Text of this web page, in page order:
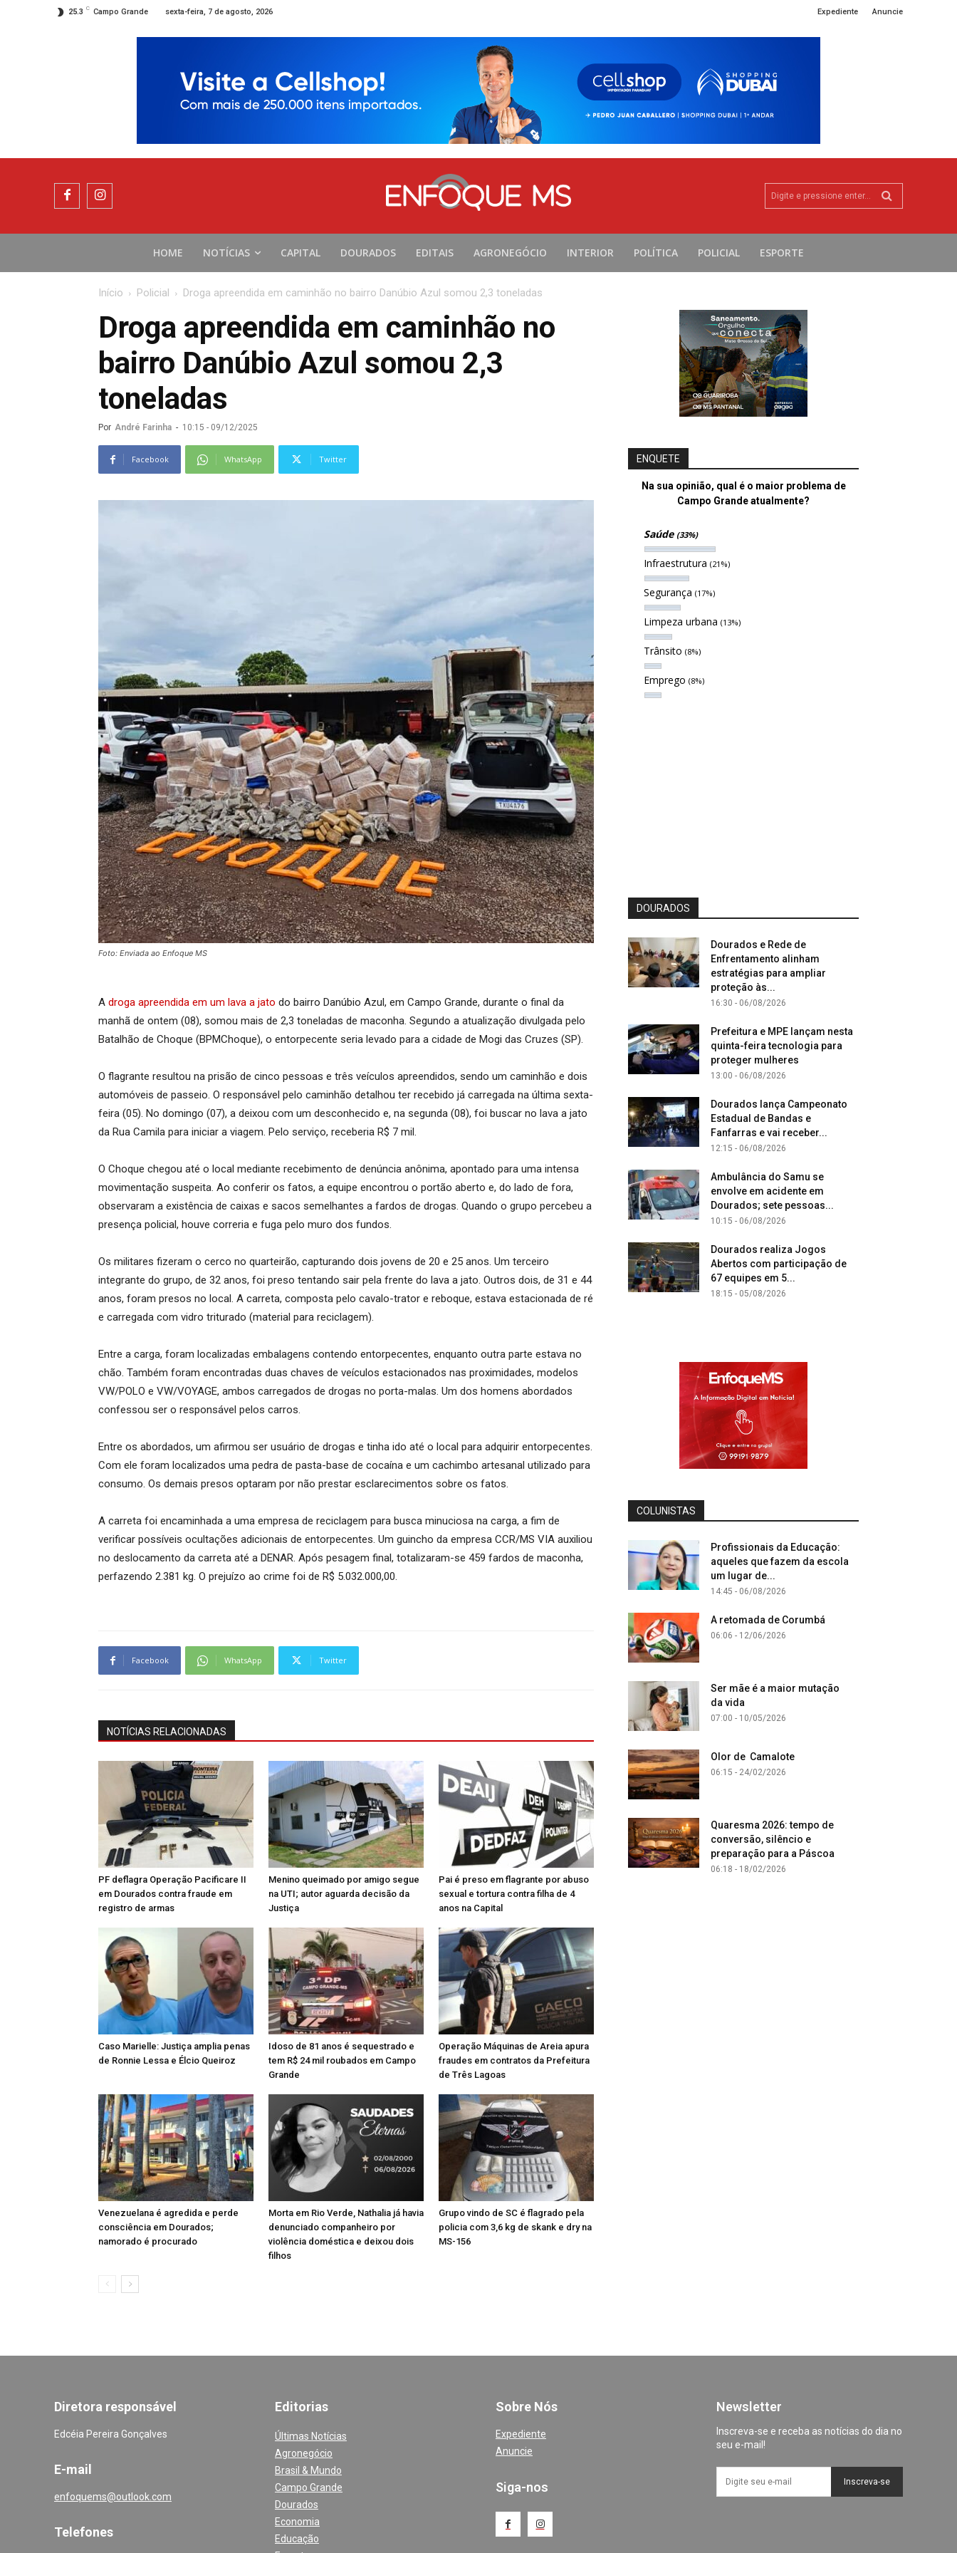
25.3 C Campo Grande sexta-feira, 7 de agosto, 2026 Expediente Anuncie
Digite e pressione enter...
HOME NOTÍCIAS CAPITAL DOURADOS EDITAIS AGRONEGÓCIO INTERIOR POLÍTICA POLICIAL ESPORTE
Início Policial Droga apreendida em caminhão no bairro Danúbio Azul somou 2,3 toneladas
Droga apreendida em caminhão no
bairro Danúbio Azul somou 2,3
toneladas
Por André Farinha - 10:15 - 09/12/2025
Facebook WhatsApp Twitter
Foto: Enviada ao Enfoque MS
A droga apreendida em um lava a jato do bairro Danúbio Azul, em Campo Grande, durante o final da
manhã de ontem (08), somou mais de 2,3 toneladas de maconha. Segundo a atualização divulgada pelo
Batalhão de Choque (BPMChoque), o entorpecente seria levado para a cidade de Mogi das Cruzes (SP).
O flagrante resultou na prisão de cinco pessoas e três veículos apreendidos, sendo um caminhão e dois
automóveis de passeio. O responsável pelo caminhão detalhou ter recebido já carregada na última sexta-
feira (05). No domingo (07), a deixou com um desconhecido e, na segunda (08), foi buscar no lava a jato
da Rua Camila para iniciar a viagem. Pelo serviço, receberia R$ 7 mil.
O Choque chegou até o local mediante recebimento de denúncia anônima, apontado para uma intensa
movimentação suspeita. Ao conferir os fatos, a equipe encontrou o portão aberto e, do lado de fora,
observaram a existência de caixas e sacos semelhantes a fardos de drogas. Quando o grupo percebeu a
presença policial, houve correria e fuga pelo muro dos fundos.
Os militares fizeram o cerco no quarteirão, capturando dois jovens de 20 e 25 anos. Um terceiro
integrante do grupo, de 32 anos, foi preso tentando sair pela frente do lava a jato. Outros dois, de 31 e 44
anos, foram presos no local. A carreta, composta pelo cavalo-trator e reboque, estava estacionada de ré
e carregada com vidro triturado (material para reciclagem).
Entre a carga, foram localizadas embalagens contendo entorpecentes, enquanto outra parte estava no
chão. Também foram encontradas duas chaves de veículos estacionados nas proximidades, modelos
VW/POLO e VW/VOYAGE, ambos carregados de drogas no porta-malas. Um dos homens abordados
confessou ser o responsável pelos carros.
Entre os abordados, um afirmou ser usuário de drogas e tinha ido até o local para adquirir entorpecentes.
Com ele foram localizados uma pedra de pasta-base de cocaína e um cachimbo artesanal utilizado para
consumo. Os demais presos optaram por não prestar esclarecimentos sobre os fatos.
A carreta foi encaminhada a uma empresa de reciclagem para busca minuciosa na carga, a fim de
verificar possíveis ocultações adicionais de entorpecentes. Um guincho da empresa CCR/MS VIA auxiliou
no deslocamento da carreta até a DENAR. Após pesagem final, totalizaram-se 459 fardos de maconha,
perfazendo 2.381 kg. O prejuízo ao crime foi de R$ 5.032.000,00.
Facebook WhatsApp Twitter
NOTÍCIAS RELACIONADAS
PF deflagra Operação Pacificare II
em Dourados contra fraude em
registro de armas
Menino queimado por amigo segue
na UTI; autor aguarda decisão da
Justiça
Pai é preso em flagrante por abuso
sexual e tortura contra filha de 4
anos na Capital
Caso Marielle: Justiça amplia penas
de Ronnie Lessa e Élcio Queiroz
Idoso de 81 anos é sequestrado e
tem R$ 24 mil roubados em Campo
Grande
Operação Máquinas de Areia apura
fraudes em contratos da Prefeitura
de Três Lagoas
Venezuelana é agredida e perde
consciência em Dourados;
namorado é procurado
Morta em Rio Verde, Nathalia já havia
denunciado companheiro por
violência doméstica e deixou dois
filhos
Grupo vindo de SC é flagrado pela
policia com 3,6 kg de skank e dry na
MS-156
ENQUETE
Na sua opinião, qual é o maior problema de
Campo Grande atualmente?
Saúde (33%)
Infraestrutura (21%)
Segurança (17%)
Limpeza urbana (13%)
Trânsito (8%)
Emprego (8%)
DOURADOS
Dourados e Rede de
Enfrentamento alinham
estratégias para ampliar
proteção às...
16:30 - 06/08/2026
Prefeitura e MPE lançam nesta
quinta-feira tecnologia para
proteger mulheres
13:00 - 06/08/2026
Dourados lança Campeonato
Estadual de Bandas e
Fanfarras e vai receber...
12:15 - 06/08/2026
Ambulância do Samu se
envolve em acidente em
Dourados; sete pessoas...
10:15 - 06/08/2026
Dourados realiza Jogos
Abertos com participação de
67 equipes em 5...
18:15 - 05/08/2026
COLUNISTAS
Profissionais da Educação:
aqueles que fazem da escola
um lugar de...
14:45 - 06/08/2026
A retomada de Corumbá
06:06 - 12/06/2026
Ser mãe é a maior mutação
da vida
07:00 - 10/05/2026
Olor de Camalote
06:15 - 24/02/2026
Quaresma 2026: tempo de
conversão, silêncio e
preparação para a Páscoa
06:18 - 18/02/2026
Diretora responsável
Edcéia Pereira Gonçalves
E-mail
enfoquems@outlook.com
Telefones
Editorias
Últimas Notícias
Agronegócio
Brasil & Mundo
Campo Grande
Dourados
Economia
Educação
Sobre Nós
Expediente
Anuncie
Siga-nos
Newsletter
Inscreva-se e receba as notícias do dia no
seu e-mail!
Inscreva-se